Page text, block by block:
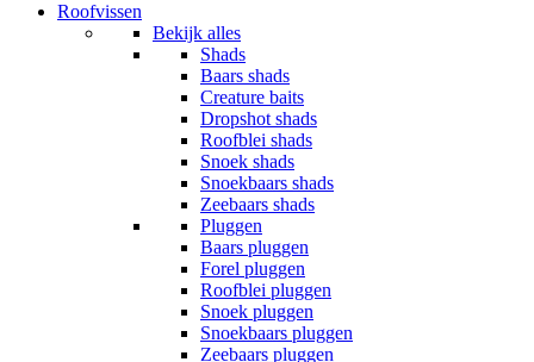
Roofvissen
Bekijk alles
Shads
Baars shads
Creature baits
Dropshot shads
Roofblei shads
Snoek shads
Snoekbaars shads
Zeebaars shads
Pluggen
Baars pluggen
Forel pluggen
Roofblei pluggen
Snoek pluggen
Snoekbaars pluggen
Zeebaars pluggen